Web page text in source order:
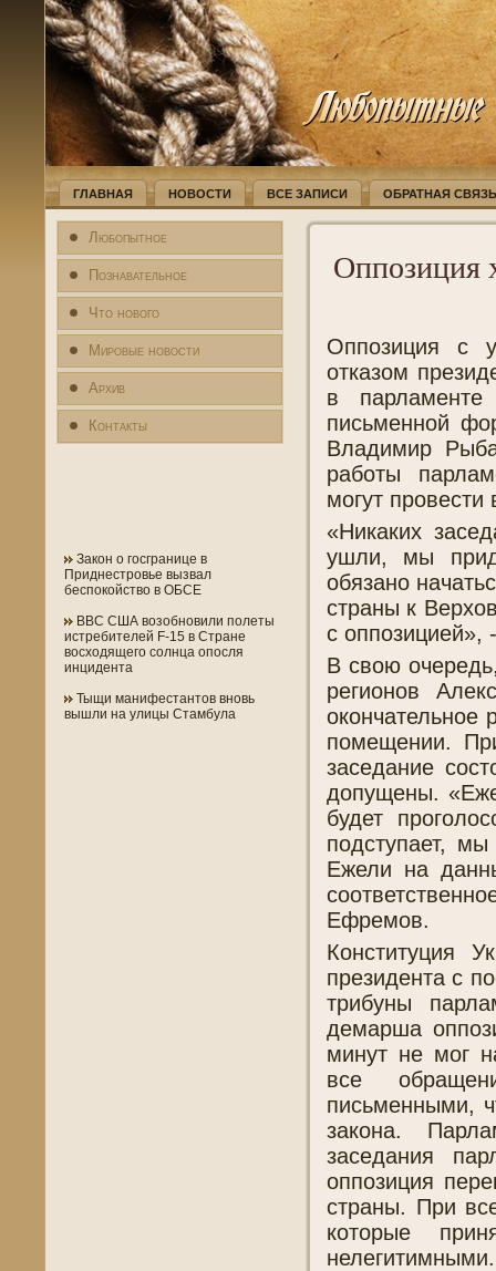
ГЛАВНАЯ НОВОСТИ ВСЕ ЗАПИСИ ОБРАТНАЯ СВЯЗЬ
Любопытное
Познавательное
Что нового
Мировые новости
Архив
Контакты
Закон о госгранице в
Приднестровье вызвал
беспокойство в ОБСЕ
ВВС США возобновили полеты
истребителей F-15 в Стране
восходящего солнца опосля
инцидента
Тыщи манифестантов вновь
вышли на улицы Стамбула
Оппозиция
Оппозиция с
отказом
в
письменной
Владимир
работы
могут провести
«Никаких
ушли, мы
обязано
страны к
с оппозицией»,
В свою
регионов
помещении.
заседание
допущены.
будет
подступает,
Ежели на
Ефремов.
Конституция
президента с
трибуны
демарша
минут не мог
все
письменными,
закона.
заседания
оппозиция
страны. При
которые
нелегитимными.